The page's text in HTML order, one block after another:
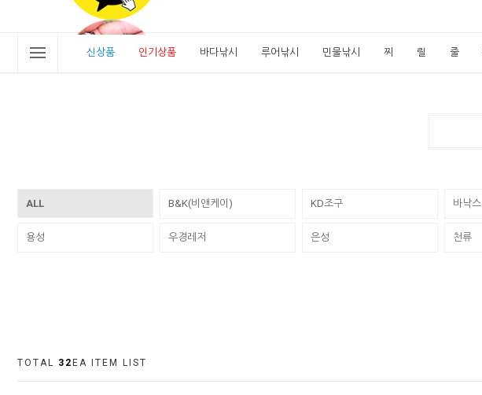
">
" alt="비린내">
신상품 인기상품 바다낚시 루어낚시 민물낚시 찌 릴 줄
ALL B&K(비앤케이) KD조구 바낙스
용성 우경레저 은성 천류
TOTAL 32 EA ITEM LIST